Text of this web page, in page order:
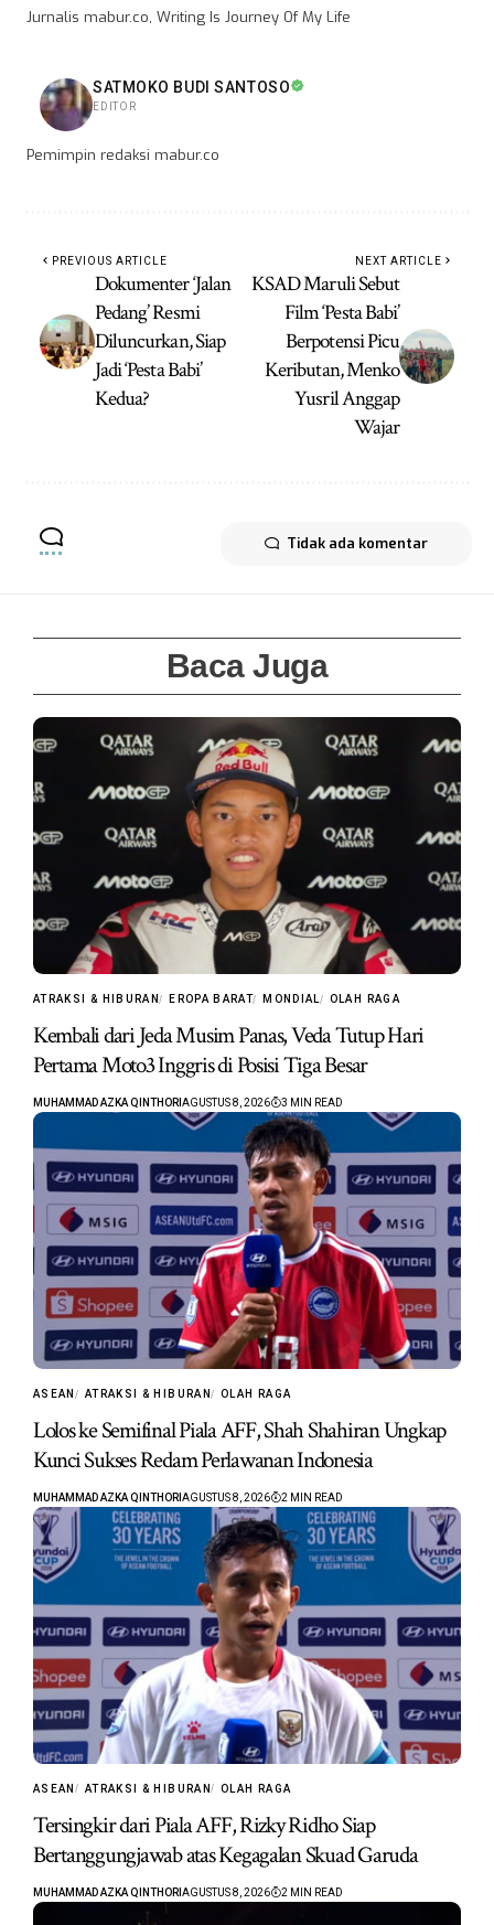
Jurnalis mabur.co, Writing Is Journey Of My Life
SATMOKO BUDI SANTOSO
EDITOR
Pemimpin redaksi mabur.co
PREVIOUS ARTICLE
Dokumenter ‘Jalan
Pedang’ Resmi
Diluncurkan, Siap
Jadi ‘Pesta Babi’
Kedua?
NEXT ARTICLE
KSAD Maruli Sebut
Film ‘Pesta Babi’
Berpotensi Picu
Keributan, Menko
Yusril Anggap
Wajar
Tidak ada komentar
Baca Juga
ATRAKSI & HIBURAN EROPA BARAT MONDIAL OLAH RAGA
Kembali dari Jeda Musim Panas, Veda Tutup Hari
Pertama Moto3 Inggris di Posisi Tiga Besar
MUHAMMAD AZKA QINTHORI AGUSTUS 8, 2026 3 MIN READ
ASEAN ATRAKSI & HIBURAN OLAH RAGA
Lolos ke Semifinal Piala AFF, Shah Shahiran Ungkap
Kunci Sukses Redam Perlawanan Indonesia
MUHAMMAD AZKA QINTHORI AGUSTUS 8, 2026 2 MIN READ
ASEAN ATRAKSI & HIBURAN OLAH RAGA
Tersingkir dari Piala AFF, Rizky Ridho Siap
Bertanggungjawab atas Kegagalan Skuad Garuda
MUHAMMAD AZKA QINTHORI AGUSTUS 8, 2026 2 MIN READ